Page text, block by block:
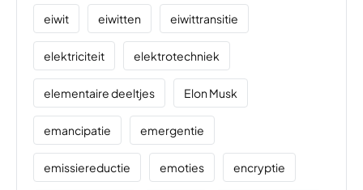
eiwit eiwitten eiwittransitie
elektriciteit elektrotechniek
elementaire deeltjes Elon Musk
emancipatie emergentie
emissiereductie emoties encryptie